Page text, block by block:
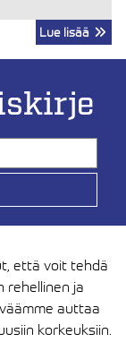
Lue lisää
että voit tehdä
rehellinen ja
auttaa
korkeuksiin.